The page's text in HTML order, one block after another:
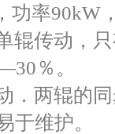
功率90kW
辊传动，
％。
．两辊的
于维护。